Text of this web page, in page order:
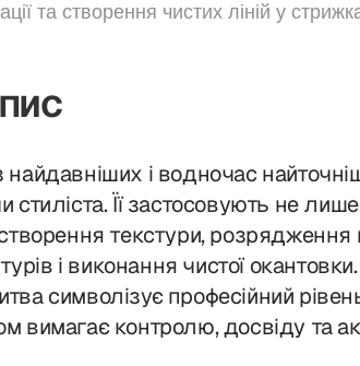
та створення чистих ліній у
і водночас
стиліста. Її застосовують не
текстури, розрядження
і виконання чистої окантовки.
символізує професійний
вимагає контролю, досвіду та